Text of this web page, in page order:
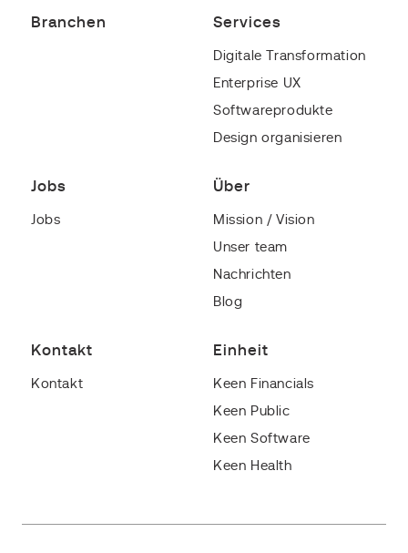
Branchen Services
Digitale Transformation
Enterprise UX
Softwareprodukte
Design organisieren
Jobs
Jobs
Über
Mission / Vision
Unser team
Nachrichten
Blog
Kontakt
Kontakt
Einheit
Keen Financials
Keen Public
Keen Software
Keen Health